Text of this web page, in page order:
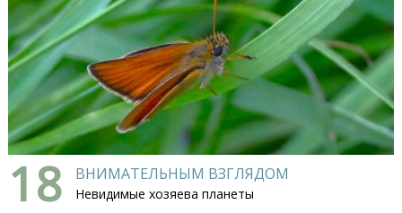
18 ВНИМАТЕЛЬНЫМ ВЗГЛЯДОМ
Невидимые хозяева планеты